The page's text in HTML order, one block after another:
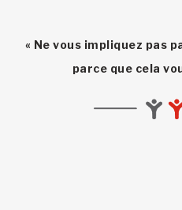
« Ne vous impliquez pas
parce que cela